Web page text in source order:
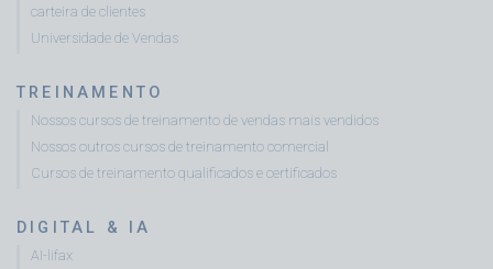
carteira de clientes
Universidade de Vendas
TREINAMENTO
Nossos cursos de treinamento de vendas mais vendidos
Nossos outros cursos de treinamento comercial
Cursos de treinamento qualificados e certificados
DIGITAL & IA
AI-lifax